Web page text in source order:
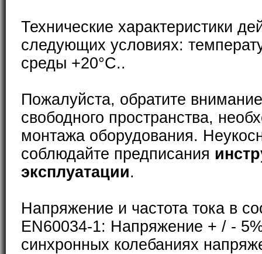
Технические характеристики
следующих условиях:
среды +20°С..
Пожалуйста, обратите
свободного пространства,
монтажа оборудования.
соблюдайте предписания
эксплуатации.
Напряжение и частота тока в
EN60034-1: Напряжение + / -
синхронных колебаниях